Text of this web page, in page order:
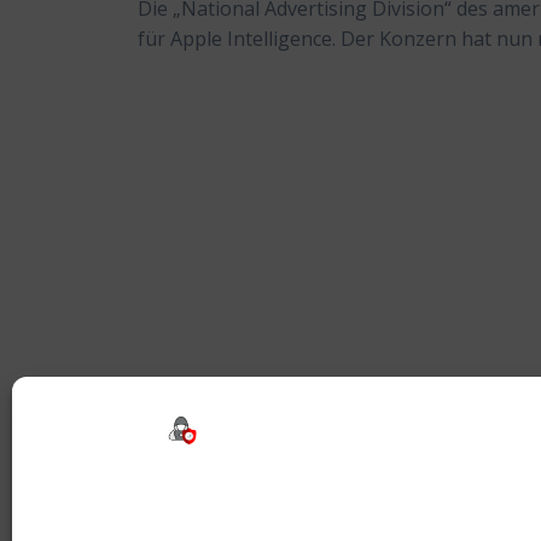
Die „National Advertising Division“ des
für Apple Intelligence. Der Konzern hat nun